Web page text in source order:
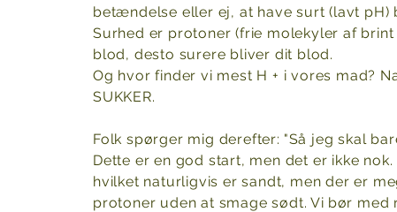
betændelse eller ej, at have surt (lavt pH)
Surhed er protoner (frie molekyler af brint
blod, desto surere bliver dit blod.
Og hvor finder vi mest H + i vores mad?
SUKKER.
Folk spørger mig derefter: "Så jeg skal
Dette er en god start, men det er ikke
hvilket naturligvis er sandt, men der er
protoner uden at smage sødt. Vi bør med